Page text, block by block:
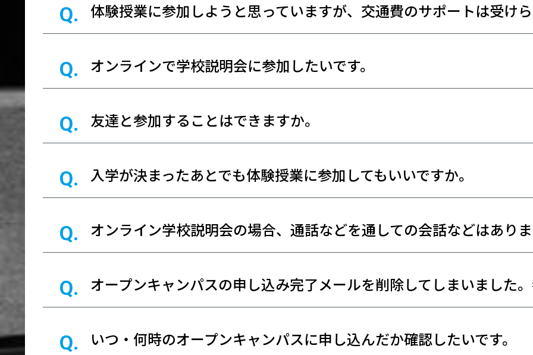
体験授業に参加しようと思っていますが、交通費のサポートは受け
オンラインで学校説明会に参加したいです。
友達と参加することはできますか。
入学が決まったあとでも体験授業に参加してもいいですか。
オンライン学校説明会の場合、通話などを通しての会話などはあり
オープンキャンパスの申し込み完了メールを削除してしまいました
いつ・何時のオープンキャンパスに申し込んだか確認したいです。